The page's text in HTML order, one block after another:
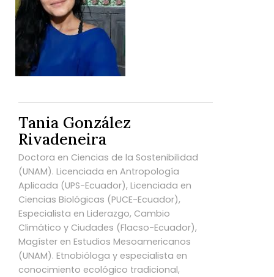
Tania González
Rivadeneira
Doctora en Ciencias de la Sostenibilidad
(UNAM). Licenciada en Antropología
Aplicada (UPS-Ecuador), Licenciada en
Ciencias Biológicas (PUCE-Ecuador),
Especialista en Liderazgo, Cambio
Climático y Ciudades (Flacso-Ecuador),
Magíster en Estudios Mesoamericanos
(UNAM). Etnobióloga y especialista en
conocimiento ecológico tradicional,